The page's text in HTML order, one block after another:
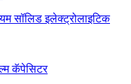
सॉलिड इलेक्ट्रोलाइटिक
कॅपेसिटर